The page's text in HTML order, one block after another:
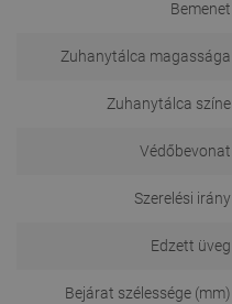
Bemenet
Zuhanytálca magassága
Zuhanytálca színe
Védőbevonat
Szerelési irány
Edzett üveg
Bejárat szélessége (mm)